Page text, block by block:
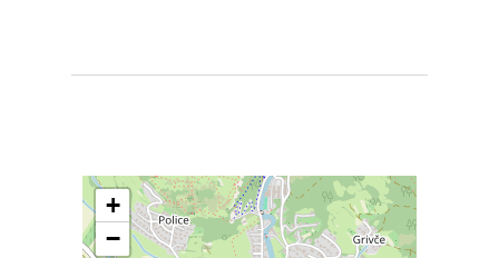
+
−